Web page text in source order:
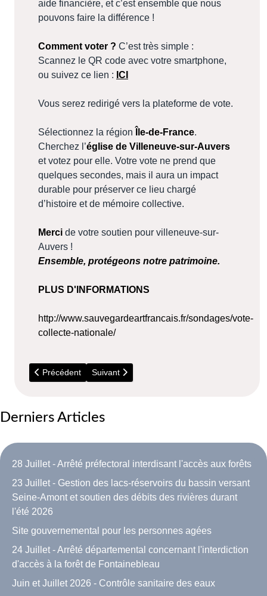
aide financière, et c’est ensemble que nous
pouvons faire la différence !
Comment voter ? C’est très simple :
Scannez le QR code avec votre smartphone,
ou suivez ce lien : ICI
Vous serez redirigé vers la plateforme de vote.
Sélectionnez la région Île-de-France.
Cherchez l’église de Villeneuve-sur-Auvers
et votez pour elle. Votre vote ne prend que
quelques secondes, mais il aura un impact
durable pour préserver ce lieu chargé
d’histoire et de mémoire collective.
Merci de votre soutien pour villeneuve-sur-
Auvers !
Ensemble, protégeons notre patrimoine.
PLUS D'INFORMATIONS
http://www.sauvegardeartfrancais.fr/sondages/vote-
collecte-nationale/
Article précédent : 5 Juillet - Répare Café (Bouray)
Précédent Article suivant : 2026 - Travaux RER C
Suivant
Derniers Articles
28 Juillet - Arrêté préfectoral interdisant l'accès aux forêts
23 Juillet - Gestion des lacs-réservoirs du bassin versant
Seine-Amont et soutien des débits des rivières durant
l'été 2026
Site gouvernemental pour les personnes agées
24 Juillet - Arrêté départemental concernant l'interdiction
d'accès à la forêt de Fontainebleau
Juin et Juillet 2026 - Contrôle sanitaire des eaux